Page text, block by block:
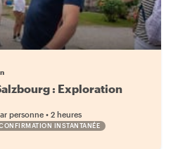
: Exploration
personne • 2 heures
INSTANTANÉE